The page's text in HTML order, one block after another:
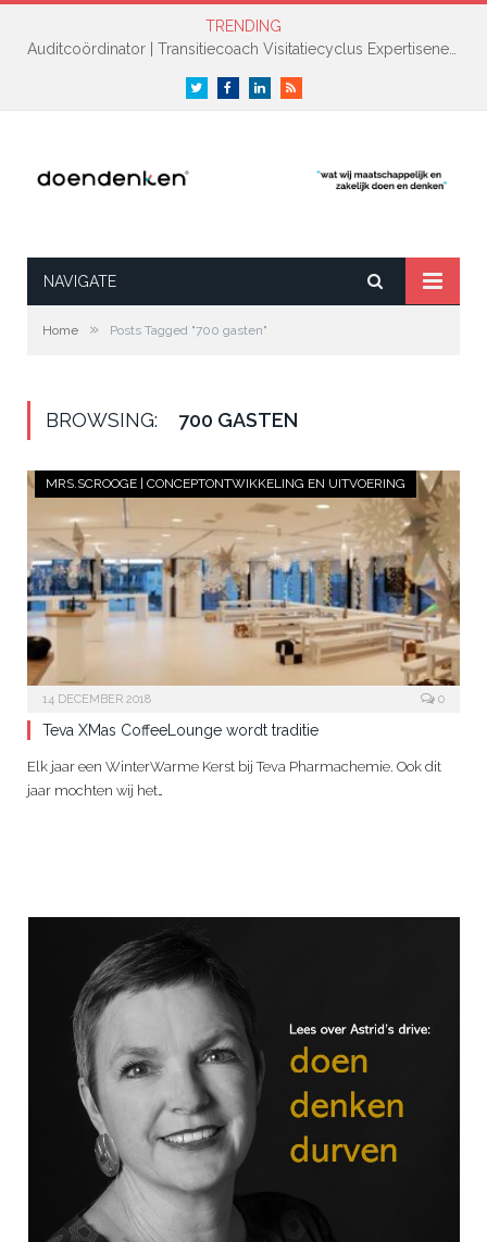
TRENDING
Auditcoördinator | Transitiecoach Visitatiecyclus Expertisenetwerk NAH +
Twitter FacebookLinkedInRSS
NAVIGATE
Home » Posts Tagged "700 gasten"
BROWSING: 700 GASTEN
MRS.SCROOGE | CONCEPTONTWIKKELING EN UITVOERING
14 DECEMBER 2018 0
Teva XMas CoffeeLounge wordt traditie
Elk jaar een WinterWarme Kerst bij Teva Pharmachemie. Ook dit
jaar mochten wij het…